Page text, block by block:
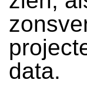
data.